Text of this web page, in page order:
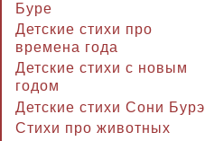
Буре
Детские стихи про
времена года
Детские стихи с новым
годом
Детские стихи Сони Бурэ
Стихи про животных